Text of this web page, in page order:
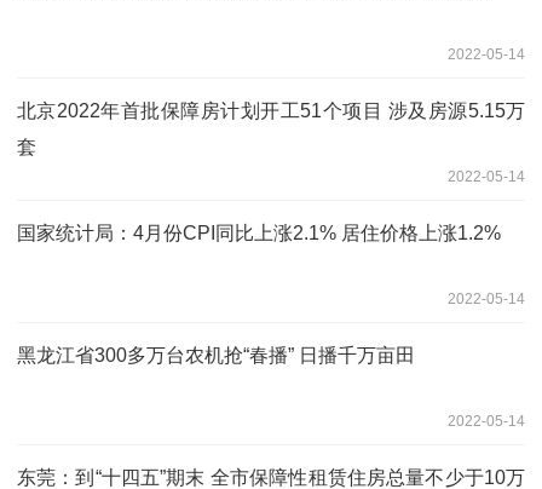
2022-05-14
北京2022年首批保障房计划开工51个项目 涉及房源5.15万
套
2022-05-14
国家统计局：4月份CPI同比上涨2.1% 居住价格上涨1.2%
2022-05-14
黑龙江省300多万台农机抢“春播” 日播千万亩田
2022-05-14
东莞：到“十四五”期末 全市保障性租赁住房总量不少于10万